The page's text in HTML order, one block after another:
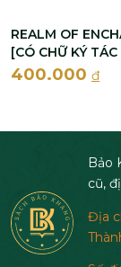
REALM OF
[CÓ CHỮ KÝ TÁC
400.000 đ
Bảo
cũ,
Địa